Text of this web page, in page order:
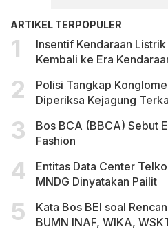
ARTIKEL TERPOPULER
Insentif Kendaraan
Kembali ke Era
Polisi Tangkap
Diperiksa Kejagung
Bos BCA (BBCA) Sebut
Fashion
Entitas Data Center
MNDG Dinyatakan Pailit
Kata Bos BEI soal
BUMN INAF, WIKA,